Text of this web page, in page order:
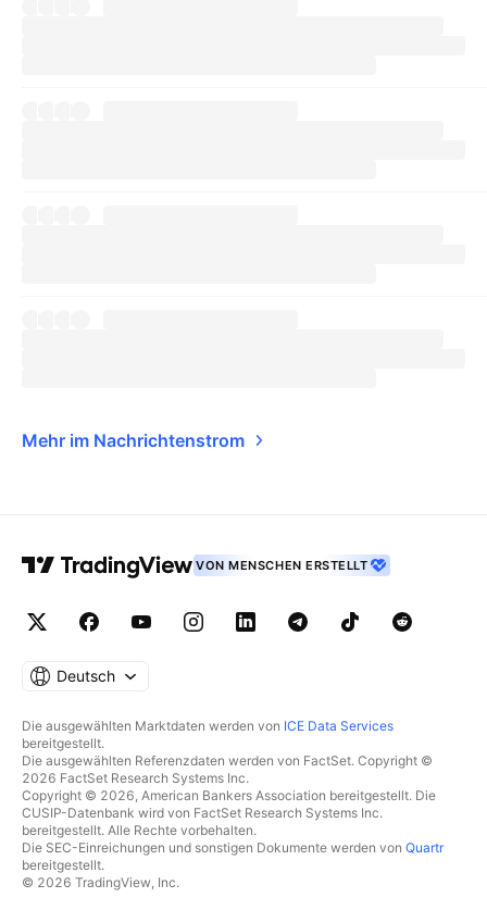
Mehr im Nachrichtenstrom
VON MENSCHEN ERSTELLT
Deutsch
Die ausgewählten Marktdaten werden von ICE Data Services
bereitgestellt.
Die ausgewählten Referenzdaten werden von FactSet. Copyright ©
2026 FactSet Research Systems Inc.
Copyright © 2026, American Bankers Association bereitgestellt. Die
CUSIP-Datenbank wird von FactSet Research Systems Inc.
bereitgestellt. Alle Rechte vorbehalten.
Die SEC-Einreichungen und sonstigen Dokumente werden von Quartr
bereitgestellt.
© 2026 TradingView, Inc.